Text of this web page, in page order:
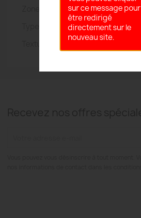
Zone ciblée: Visage et Corps
Type de peau: Tous types de peaux
sur ce message pour
être redirigé
directement sur le
nouveau site.